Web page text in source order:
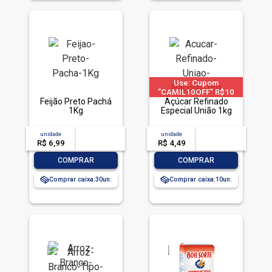
Feijão Preto Pachá
1Kg
unidade
R$ 6,99
COMPRAR
Comprar caixa:30
Use: Cupom
"CAMIL10OFF" R$10
OFF em compras acima
de R$ 40 | limitado a 2
Açúcar Refinado
Especial União 1kg
unidade
R$ 4,49
COMPRAR
Comprar caixa:10